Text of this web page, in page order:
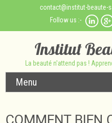
contact@institut-beaute-
Follow us :-
Institut
La beauté n'attend pas !
Menu